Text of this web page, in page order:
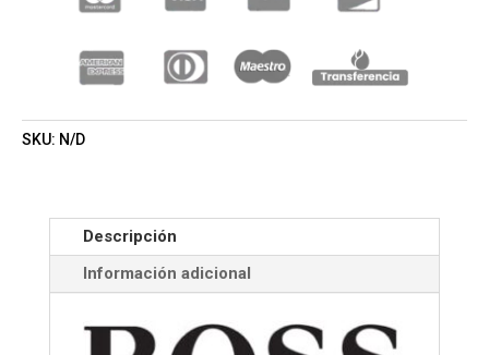
(HOMBRE)
SKU: N/D
Descripción
Información adicional